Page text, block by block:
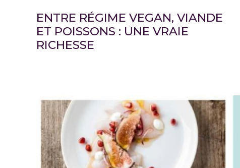
ENTRE RÉGIME VEGAN, VIANDE
ET POISSONS : UNE VRAIE
RICHESSE